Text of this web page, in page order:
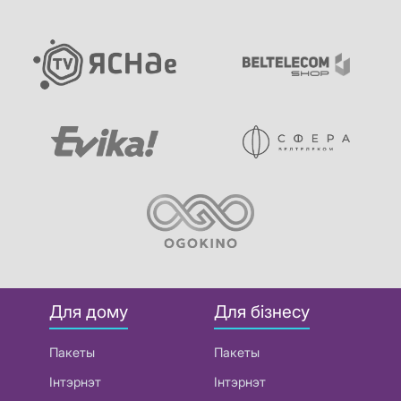
Для дому
Пакеты
Інтэрнэт
Для бізнесу
Пакеты
Інтэрнэт